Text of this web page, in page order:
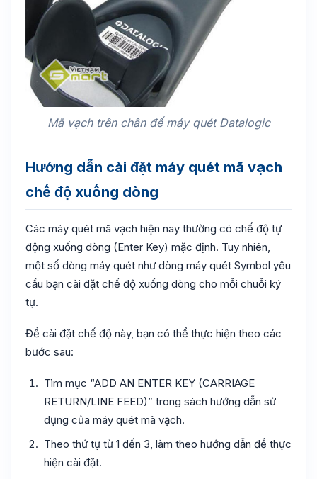
Mã vạch trên chân đế máy quét Datalogic
Hướng dẫn cài đặt máy quét mã vạch
chế độ xuống dòng
Các máy quét mã vạch hiện nay thường có chế độ tự
động xuống dòng (Enter Key) mặc định. Tuy nhiên,
một số dòng máy quét như dòng máy quét Symbol yêu
cầu bạn cài đặt chế độ xuống dòng cho mỗi chuỗi ký
tự.
Để cài đặt chế độ này, bạn có thể thực hiện theo các
bước sau:
Tìm mục “ADD AN ENTER KEY (CARRIAGE
RETURN/LINE FEED)” trong sách hướng dẫn sử
dụng của máy quét mã vạch.
Theo thứ tự từ 1 đến 3, làm theo hướng dẫn để thực
hiện cài đặt.